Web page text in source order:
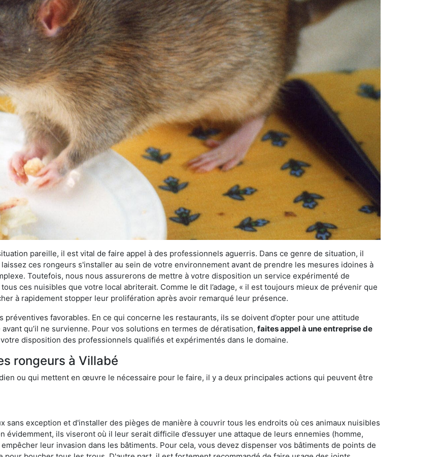
pareille, il est vital de faire appel à des professionnels aguerris. Dans ce genre de situation, il
ces rongeurs s'installer au sein de votre environnement avant de prendre les mesures idoines à
Toutefois, nous nous assurerons de mettre à votre disposition un service expérimenté de
ces nuisibles que votre local abriterait. Comme le dit l’adage, « il est toujours mieux de prévenir que
à rapidement stopper leur prolifération après avoir remarqué leur présence.
favorables. En ce qui concerne les restaurants, ils se doivent d’opter pour une attitude
qu’il ne survienne. Pour vos solutions en termes de dératisation, faites appel à une entreprise de
disposition des professionnels qualifiés et expérimentés dans le domaine.
rongeurs à Villabé
ou qui mettent en œuvre le nécessaire pour le faire, il y a deux principales actions qui peuvent être
sans exception et d'installer des pièges de manière à couvrir tous les endroits où ces animaux nuisibles
évidemment, ils viseront où il leur serait difficile d’essuyer une attaque de leurs ennemies (homme,
leur invasion dans les bâtiments. Pour cela, vous devez dispenser vos bâtiments de points de